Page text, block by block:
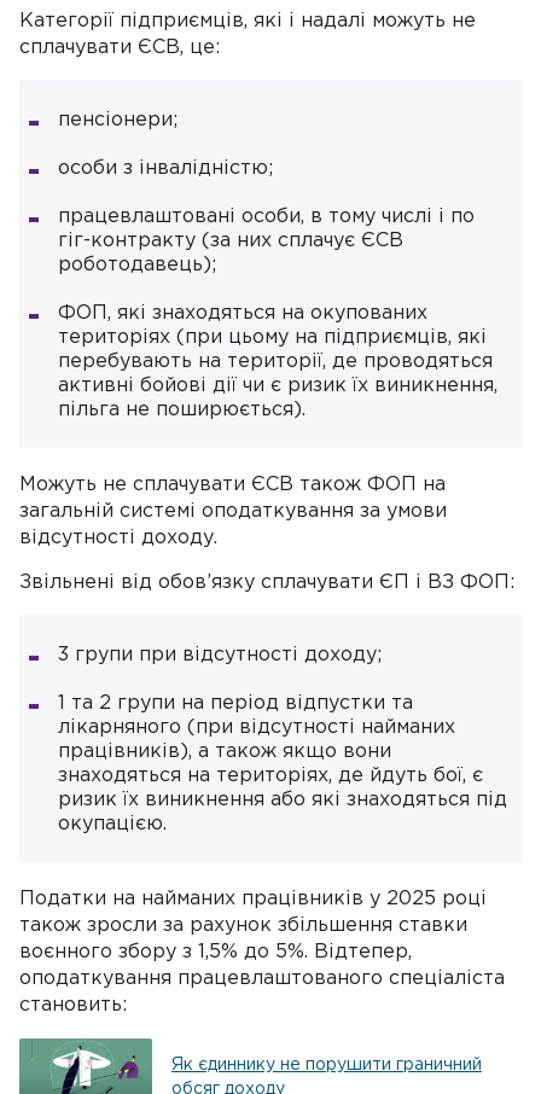
Категорії підприємців, які і надалі можуть не
сплачувати ЄСВ, це:
пенсіонери;
особи з інвалідністю;
працевлаштовані особи, в тому числі і по
гіг-контракту (за них сплачує ЄСВ
роботодавець);
ФОП, які знаходяться на окупованих
територіях (при цьому на підприємців, які
перебувають на території, де проводяться
активні бойові дії чи є ризик їх виникнення,
пільга не поширюється).
Можуть не сплачувати ЄСВ також ФОП на
загальній системі оподаткування за умови
відсутності доходу.
Звільнені від обов’язку сплачувати ЄП і ВЗ ФОП:
3 групи при відсутності доходу;
1 та 2 групи на період відпустки та
лікарняного (при відсутності найманих
працівників), а також якщо вони
знаходяться на територіях, де йдуть бої, є
ризик їх виникнення або які знаходяться під
окупацією.
Податки на найманих працівників у 2025 році
також зросли за рахунок збільшення ставки
воєнного збору з 1,5% до 5%. Відтепер,
оподаткування працевлаштованого спеціаліста
становить:
Як єдиннику не порушити граничний
обсяг доходу